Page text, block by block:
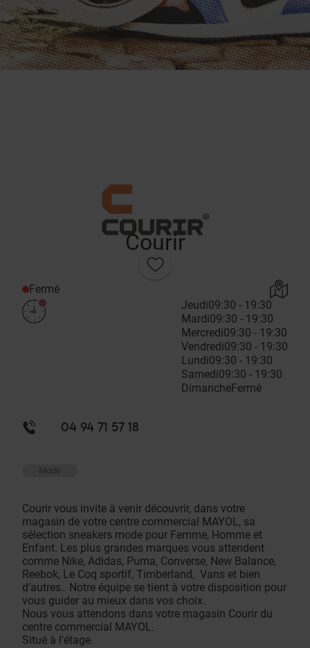
Courir
Fermé
Jeudi09:30 - 19:30
Mardi09:30 - 19:30
Mercredi09:30 - 19:30
Vendredi09:30 - 19:30
Lundi09:30 - 19:30
Samedi09:30 - 19:30
DimancheFermé
04 94 71 57 18
Mode
Courir vous invite à venir découvrir, dans votre
magasin de votre centre commercial MAYOL, sa
sélection sneakers mode pour Femme, Homme et
Enfant. Les plus grandes marques vous attendent
comme Nike, Adidas, Puma, Converse, New Balance,
Reebok, Le Coq sportif, Timberland, Vans et bien
d’autres.. Notre équipe se tient à votre disposition pour
vous guider au mieux dans vos choix.
Nous vous attendons dans votre magasin Courir du
centre commercial MAYOL.
Situé à l'étage.